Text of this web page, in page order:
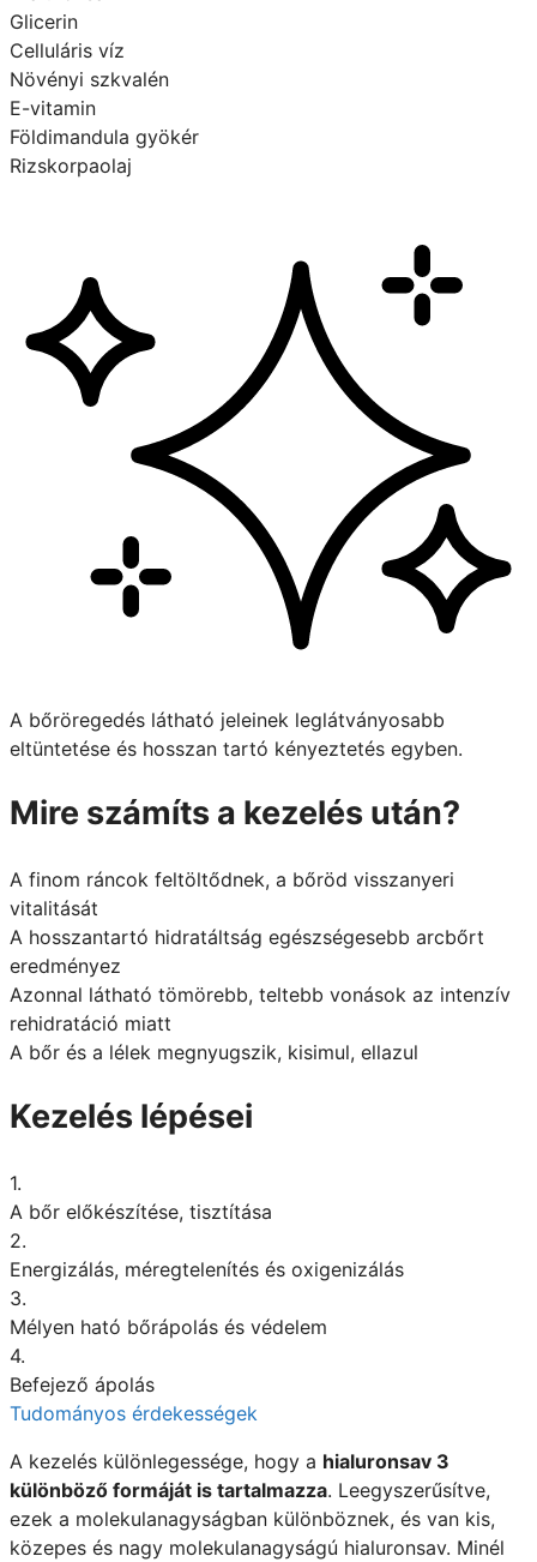
Glicerin
Celluláris víz
Növényi szkvalén
E-vitamin
Földimandula gyökér
Rizskorpaolaj
A bőröregedés látható jeleinek leglátványosabb
eltüntetése és hosszan tartó kényeztetés egyben.
Mire számíts a kezelés után?
A finom ráncok feltöltődnek, a bőröd visszanyeri
vitalitását
A hosszantartó hidratáltság egészségesebb arcbőrt
eredményez
Azonnal látható tömörebb, teltebb vonások az intenzív
rehidratáció miatt
A bőr és a lélek megnyugszik, kisimul, ellazul
Kezelés lépései
1.
A bőr előkészítése, tisztítása
2.
Energizálás, méregtelenítés és oxigenizálás
3.
Mélyen ható bőrápolás és védelem
4.
Befejező ápolás
Tudományos érdekességek
A kezelés különlegessége, hogy a hialuronsav 3
különböző formáját is tartalmazza. Leegyszerűsítve,
ezek a molekulanagyságban különböznek, és van kis,
közepes és nagy molekulanagyságú hialuronsav. Minél